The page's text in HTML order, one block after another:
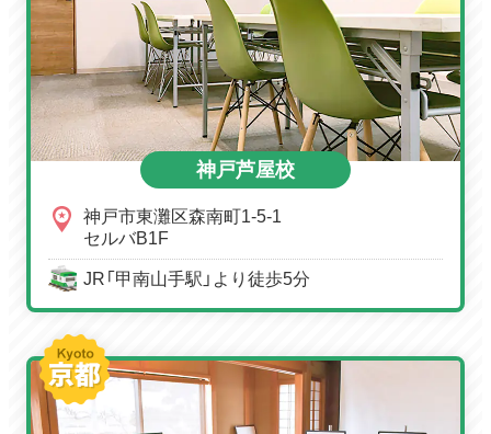
神戸芦屋校
神戸市東灘区森南町1-5-1
セルバB1F
JR「甲南山手駅」より徒歩5分